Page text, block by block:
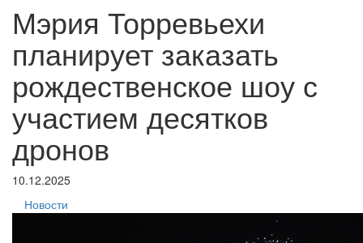
Мэрия Торревьехи
планирует заказать
рождественское шоу с
участием десятков
дронов
10.12.2025
Новости